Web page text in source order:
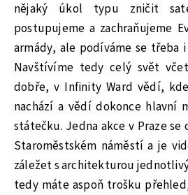
nějaký úkol typu zničit
postupujeme a zachraňujeme
armády, ale podíváme se třeba
Navštívíme tedy celý svět
dobře, v Infinity Ward vědí,
nachází a vědí dokonce hlavní
státečku. Jedna akce v Praze
Staroměstském náměstí a je
záležet s architekturou
tedy máte aspoň trošku